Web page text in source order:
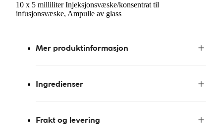
10 x 5 milliliter Injeksjonsvæske/konsentrat til
infusjonsvæske, Ampulle av glass
Mer produktinformasjon
Ingredienser
Frakt og levering